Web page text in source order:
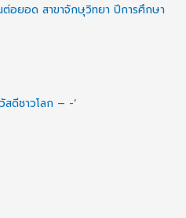
ต่อยอด สาขาจักษุวิทยา ปีการศึกษา
สดีชาวโลก – -‘